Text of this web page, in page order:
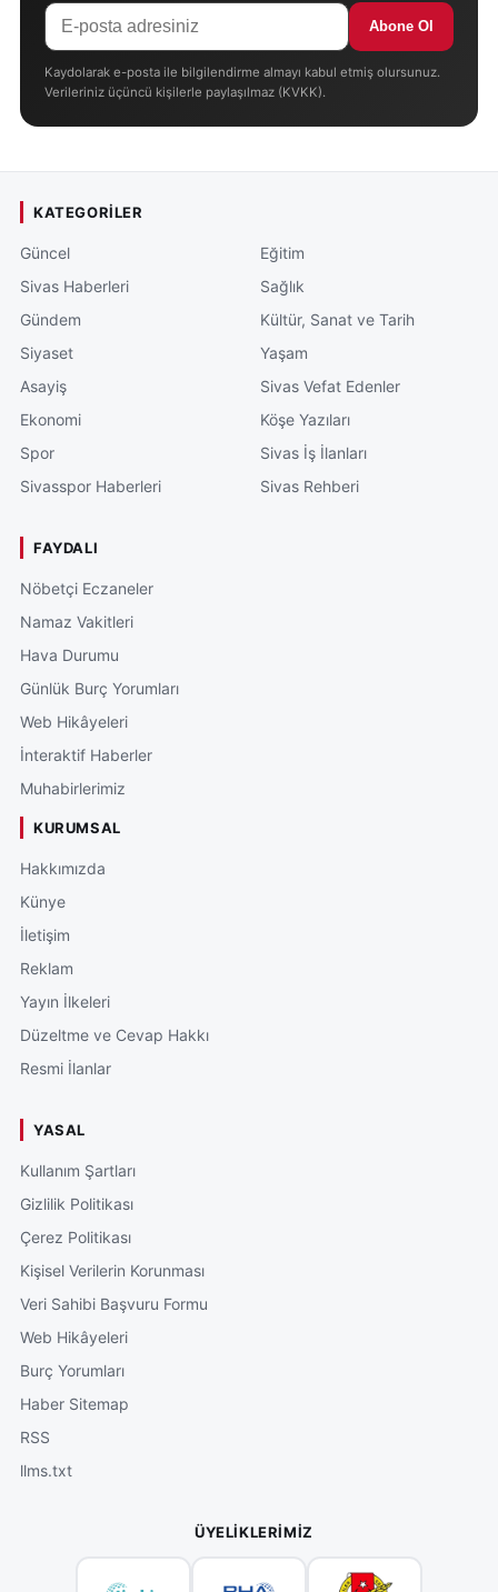
Abone Ol
Kaydolarak e-posta ile bilgilendirme almayı kabul etmiş olursunuz.
Verileriniz üçüncü kişilerle paylaşılmaz (KVKK).
KATEGORILER
Güncel
Sivas Haberleri
Gündem
Siyaset
Asayiş
Ekonomi
Spor
Sivasspor Haberleri
Eğitim
Sağlık
Kültür, Sanat ve Tarih
Yaşam
Sivas Vefat Edenler
Köşe Yazıları
Sivas İş İlanları
Sivas Rehberi
FAYDALI
Nöbetçi Eczaneler
Namaz Vakitleri
Hava Durumu
Günlük Burç Yorumları
Web Hikâyeleri
İnteraktif Haberler
Muhabirlerimiz
KURUMSAL
Hakkımızda
Künye
İletişim
Reklam
Yayın İlkeleri
Düzeltme ve Cevap Hakkı
Resmi İlanlar
YASAL
Kullanım Şartları
Gizlilik Politikası
Çerez Politikası
Kişisel Verilerin Korunması
Veri Sahibi Başvuru Formu
Web Hikâyeleri
Burç Yorumları
Haber Sitemap
RSS
llms.txt
ÜYELIKLERIMIZ